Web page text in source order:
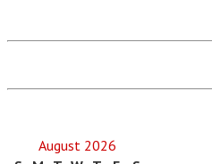
August 2026